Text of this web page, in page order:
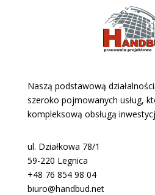
Naszą podstawową
szeroko pojmowanych usług,
kompleksową obsługą
ul. Działkowa 78/1
59-220 Legnica
+48 76 854 98 04
biuro@handbud.net